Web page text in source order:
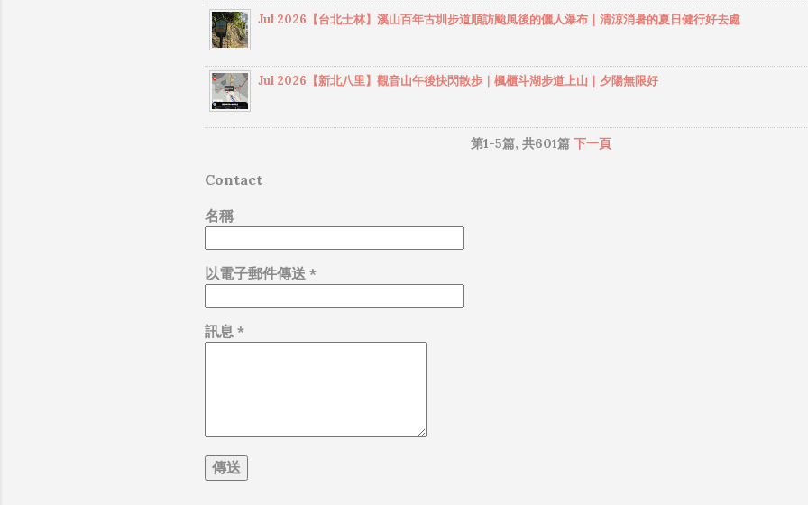
的行程，第3天可以作為預備日，其中的核心部包括由前劔開始到平藏之
場，不時有滑落事故發生，天候惡劣的情況下登頂非常危險，此外登頂
中沒有任何撤退路線，登頂前請務必確實掌握天氣預報。 2014年10月9日
Jul 2026【台北士林】溪山百年古圳步道順訪颱風後的儷人瀑布｜清涼消暑的夏日健行好去處
Jul 2026【新北八里】觀音山午後快閃散步｜楓櫃斗湖步道上山｜夕陽無限好
第1-5篇, 共601篇 下一頁
Contact
名稱
以電子郵件傳送 *
訊息 *